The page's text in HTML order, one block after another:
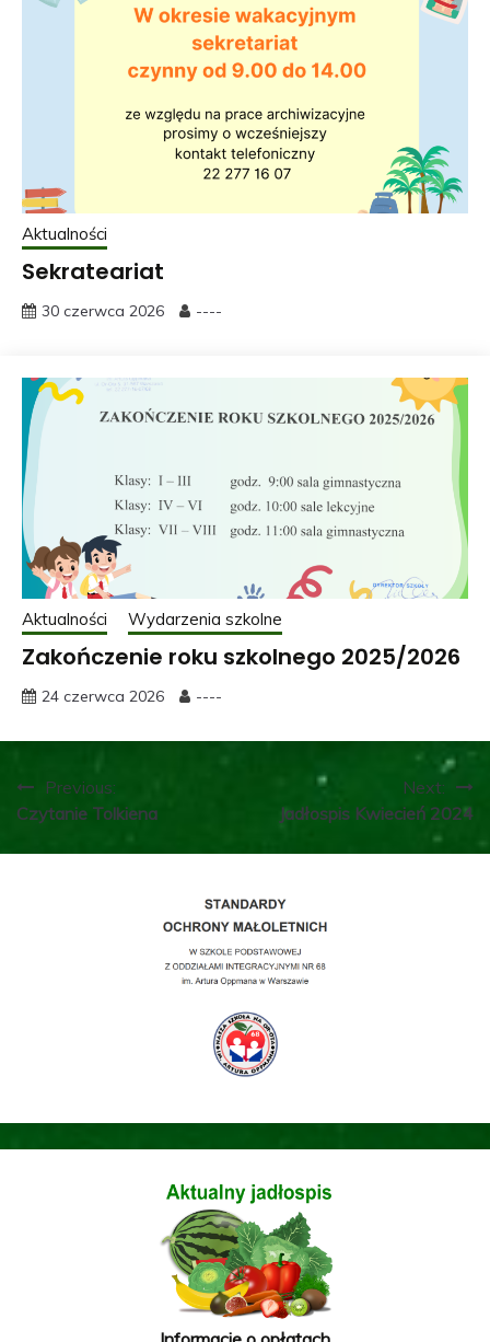
Aktualności
Sekrateariat
30 czerwca 2026 ----
Aktualności Wydarzenia szkolne
Zakończenie roku szkolnego 2025/2026
24 czerwca 2026 ----
Nawigacja
wpisu
Previous:
Czytanie Tolkiena
Next:
Jadłospis Kwiecień 2024